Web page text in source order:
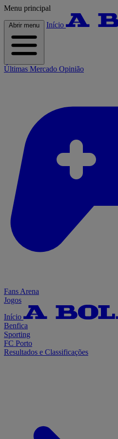
Menu principal
Abrir menu Início
Últimas Mercado Opinião
Fans Arena
Jogos
Início
Benfica
Sporting
FC Porto
Resultados e Classificações